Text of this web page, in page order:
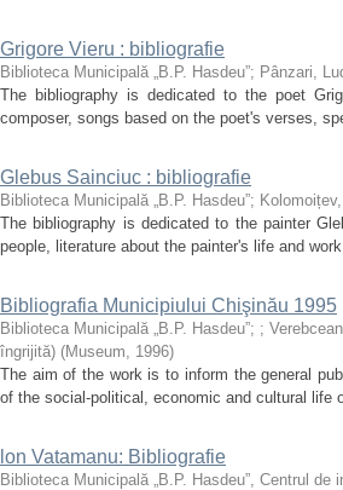
Grigore Vieru : bibliografie
Biblioteca Municipală „B.P. Hasdeu”; Pânzari,
The bibliography is dedicated to the poet
composer, songs based on the poet's verses,
Glebus Sainciuc : bibliografie
Biblioteca Municipală „B.P. Hasdeu”;
The bibliography is dedicated to the painter
people, literature about the painter's life and
Bibliografia Municipiului Chişinău 1995
Biblioteca Municipală „B.P. Hasdeu”; ;
îngrijită) (Museum, 1996)
The aim of the work is to inform the general
of the social-political, economic and cultural life
lon Vatamanu: Bibliografie
Biblioteca Municipală „B.P. Hasdeu”, Centrul